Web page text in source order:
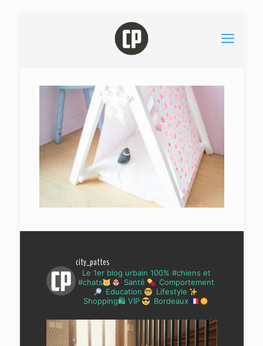
city_pattes
Le 1er blog urbain 100% #chiens et
#chats
Santé
Comportement
Education
Lifestyle
Shopping🛍 VIP
Bordeaux